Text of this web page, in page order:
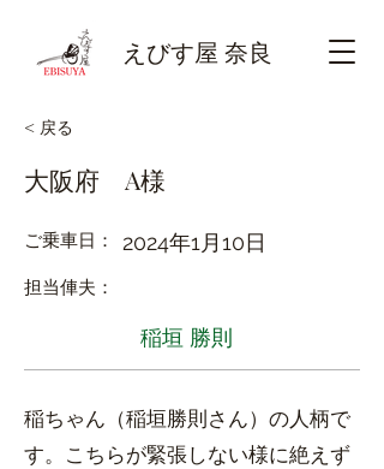
えびす屋 奈良
< 戻る
大阪府 A様
ご乗車日： 2024年1月10日
​担当俥夫：
稲垣 勝則
稲ちゃん（稲垣勝則さん）の人柄で
す。こちらが緊張しない様に絶えず